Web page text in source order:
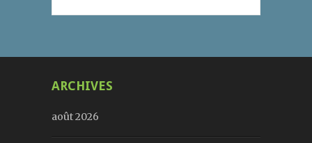
ARCHIVES
août 2026